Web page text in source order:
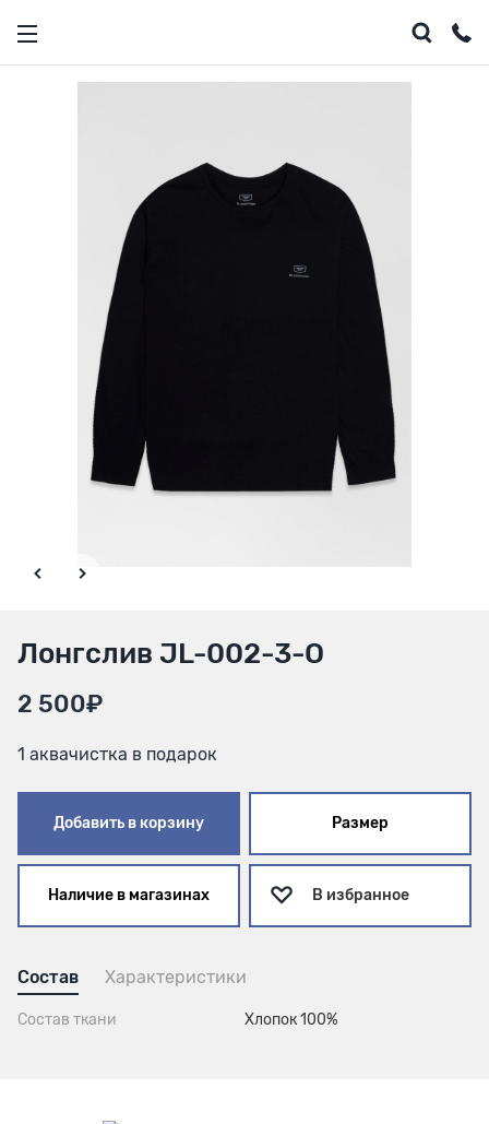
Лонгслив JL-002-3-O
2 500₽
1 аквачистка в подарок
Добавить в корзину Размер
Наличие в магазинах В избранное
Состав Характеристики
Состав ткани Хлопок 100%